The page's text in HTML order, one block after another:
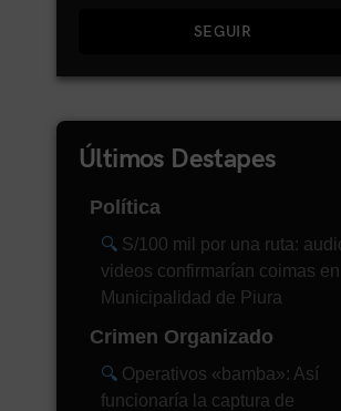
SEGUIR
Últimos Destapes
Política
S/100 mil por una ruta:
videos confirmarían coimas en
Municipalidad de Piura
Crimen Organizado
Operativos «bamba»: Así
funcionaría la captura de